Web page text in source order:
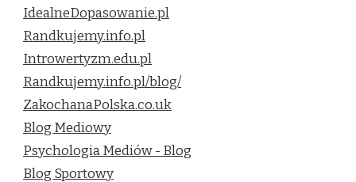
IdealneDopasowanie.pl
Randkujemy.info.pl
Introwertyzm.edu.pl
Randkujemy.info.pl/blog/
ZakochanaPolska.co.uk
Blog Mediowy
Psychologia Mediów - Blog
Blog Sportowy